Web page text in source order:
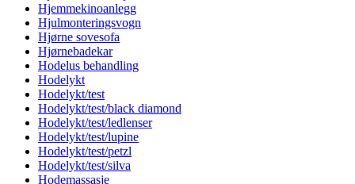
Hjemmekinoanlegg
Hjulmonteringsvogn
Hjørne sovesofa
Hjørnebadekar
Hodelus behandling
Hodelykt
Hodelykt/test
Hodelykt/test/black diamond
Hodelykt/test/ledlenser
Hodelykt/test/lupine
Hodelykt/test/petzl
Hodelykt/test/silva
Hodemassasje